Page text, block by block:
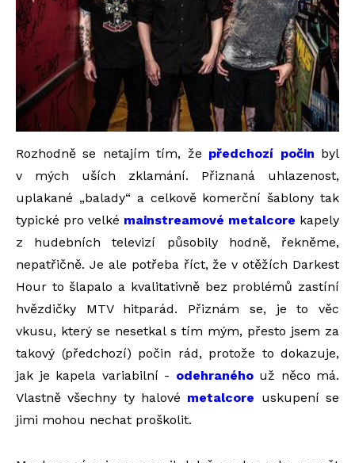
Rozhodně se netajím tím, že předchozí počin byl
v mých uších zklamání. Přiznaná uhlazenost,
uplakané „balady“ a celkově komerční šablony tak
typické pro velké mainstreamové metalcore kapely
z hudebních televizí působily hodně, řekněme,
nepatřičně. Je ale potřeba říct, že v otěžích Darkest
Hour to šlapalo a kvalitativně bez problémů zastíní
hvězdičky MTV hitparád. Přiznám se, je to věc
vkusu, který se nesetkal s tím mým, přesto jsem za
takový (předchozí) počin rád, protože to dokazuje,
jak je kapela variabilní - odehranéhouž něco má.
Vlastně všechny ty halové metalcore uskupení se
jimi mohou nechat proškolit.